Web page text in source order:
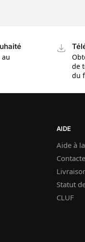
au
de
du
AIDE
Aide à
Statut
CLUF